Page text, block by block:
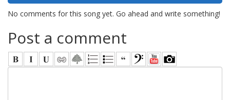
No comments for this song yet. Go ahead and write something!
Post a comment